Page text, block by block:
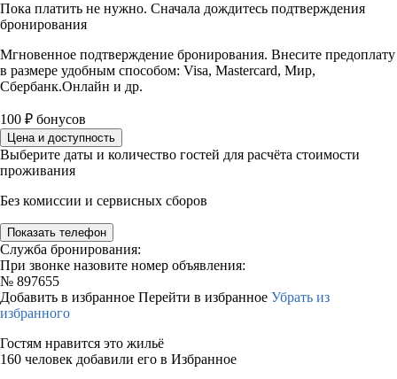
Пока платить не нужно. Сначала дождитесь подтверждения
бронирования
Мгновенное подтверждение бронирования. Внесите предоплату
в размере удобным способом: Visa, Mastercard, Мир,
Сбербанк.Онлайн и др.
100 ₽ бонусов
Цена и доступность
Выберите даты и количество гостей для расчёта стоимости
проживания
Без комиссии и сервисных сборов
Показать телефон
Служба бронирования:
При звонке назовите номер объявления:
№ 897655
Добавить в избранное Перейти в избранное Убрать из
избранного
Гостям нравится это жильё
160 человек добавили его в Избранное